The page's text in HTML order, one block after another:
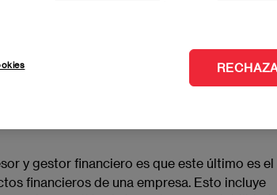
es que el asesor financiero es
las actividades de un equipo o
principal misión? Asegurarse de que los
pueden trabajar en diversos campos,
y gestor financiero es que este último es el
financieros de una empresa. Esto incluye